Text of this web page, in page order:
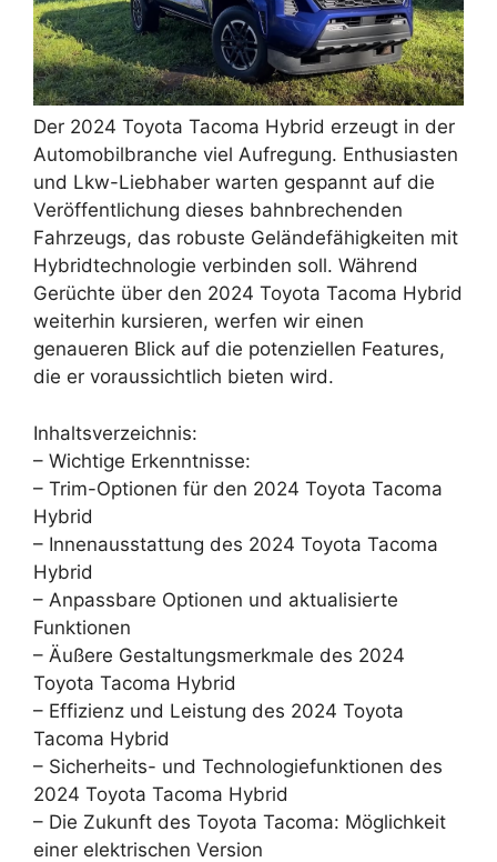
Der 2024 Toyota Tacoma Hybrid erzeugt in der
Automobilbranche viel Aufregung. Enthusiasten
und Lkw-Liebhaber warten gespannt auf die
Veröffentlichung dieses bahnbrechenden
Fahrzeugs, das robuste Geländefähigkeiten mit
Hybridtechnologie verbinden soll. Während
Gerüchte über den 2024 Toyota Tacoma Hybrid
weiterhin kursieren, werfen wir einen
genaueren Blick auf die potenziellen Features,
die er voraussichtlich bieten wird.
Inhaltsverzeichnis:
– Wichtige Erkenntnisse:
– Trim-Optionen für den 2024 Toyota Tacoma
Hybrid
– Innenausstattung des 2024 Toyota Tacoma
Hybrid
– Anpassbare Optionen und aktualisierte
Funktionen
– Äußere Gestaltungsmerkmale des 2024
Toyota Tacoma Hybrid
– Effizienz und Leistung des 2024 Toyota
Tacoma Hybrid
– Sicherheits- und Technologiefunktionen des
2024 Toyota Tacoma Hybrid
– Die Zukunft des Toyota Tacoma: Möglichkeit
einer elektrischen Version